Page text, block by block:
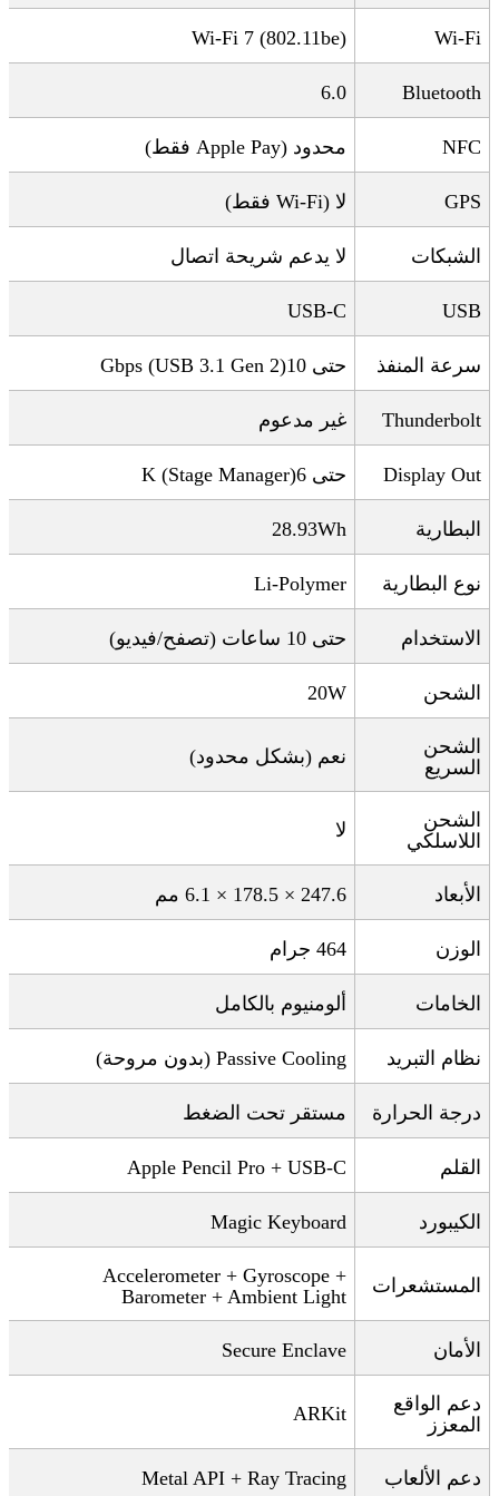
Wi-Fi
Wi-Fi 7 (802.11be)
Bluetooth
6.0
NFC محدود (Apple Pay فقط)
GPS لا (Wi-Fi فقط)
الشبكات لا يدعم شريحة اتصال
USB
USB-C
سرعة المنفذ حتى 10 Gbps (USB 3.1 Gen 2)
Thunderbolt غير مدعوم
Display Out حتى 6 K (Stage Manager)
البطارية 28.93Wh
نوع البطارية Li-Polymer
الاستخدام حتى 10 ساعات (تصفح/فيديو)
الشحن 20W
الشحن
السريع
نعم (بشكل محدود)
الشحن
اللاسلكي
لا
الأبعاد 247.6 × 178.5 × 6.1 مم
الوزن 464 جرام
الخامات ألومنيوم بالكامل
نظام التبريد Passive Cooling ( بدون مروحة)
درجة الحرارة مستقر تحت الضغط
القلم Apple Pencil Pro + USB-C
الكيبورد Magic Keyboard
المستشعرات
Accelerometer + Gyroscope +
Barometer + Ambient Light
الأمان Secure Enclave
دعم الواقع
المعزز
ARKit
دعم الألعاب Metal API + Ray Tracing